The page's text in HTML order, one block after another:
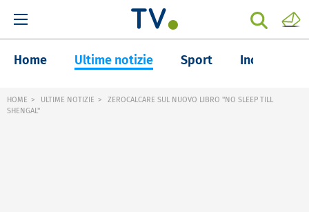
Home Ultime notizie Sport Inchieste
HOME ULTIME NOTIZIE
ZEROCALCARE SUL NUOVO LIBRO "NO SLEEP TILL
SHENGAL"